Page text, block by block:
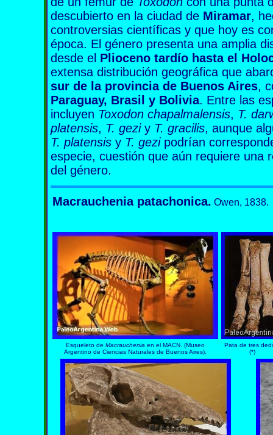
descubierto en la ciudad de Miramar,
controversias científicas y que hoy es
época. El género presenta una amplia
desde el Plioceno tardío hasta el
extensa distribución geográfica que
sur de la provincia de Buenos Aires,
Paraguay, Brasil y Bolivia. Entre las
incluyen Toxodon chapalmalensis, T.
platensis, T. geziy T. gracilis, aunque
T. platensis y T. gezipodrían
especie, cuestión que aún requiere una
del género.
Macrauchenia patachonica. Owen, 1838.
Esqueleto de Macrauchenia en el MACN. (Museo
Argentino de Ciencias Naturales de Buenos Aires).
Pata de tres
(*)